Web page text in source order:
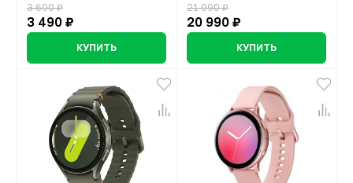
3 690 ₽
3 490 ₽
КУПИТЬ
21 990 ₽
20 990 ₽
КУПИТЬ